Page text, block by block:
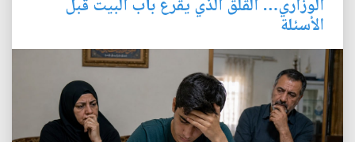
الوزاري… القلق الذي يقرع باب البيت قبل
الأسئلة